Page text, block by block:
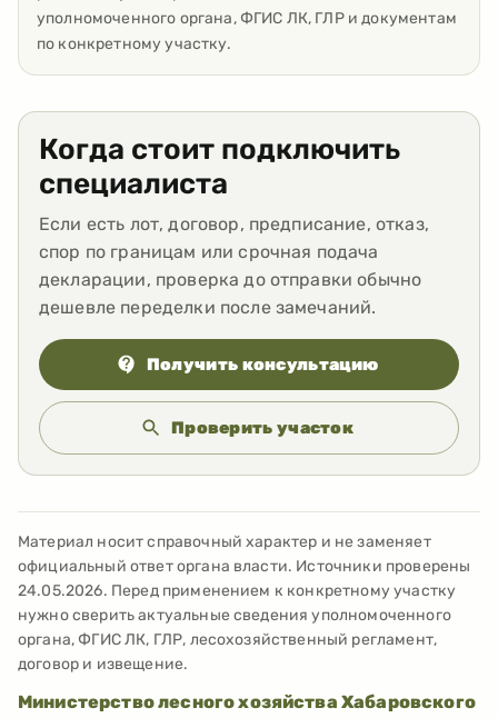
уполномоченного органа, ФГИС ЛК, ГЛР и документам
по конкретному участку.
Когда стоит подключить
специалиста
Если есть лот, договор, предписание, отказ,
спор по границам или срочная подача
декларации, проверка до отправки обычно
дешевле переделки после замечаний.
Получить консультацию
Проверить участок
Материал носит справочный характер и не заменяет
официальный ответ органа власти. Источники проверены
24.05.2026. Перед применением к конкретному участку
нужно сверить актуальные сведения уполномоченного
органа, ФГИС ЛК, ГЛР, лесохозяйственный регламент,
договор и извещение.
Министерство лесного хозяйства Хабаровского